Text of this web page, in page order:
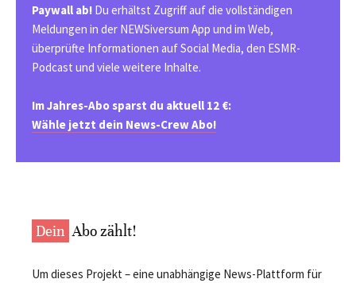
Paywall ab! Du erhältst Zugriff auf die vollständigen
Meldungen in der NEWSiversum App und im Web,
überprüfte Informationen auf Social Media, den ESMR-
Podcast und viele weitere Inhalte.
Im Jahres-Abo sparst du aktuell 12 €:
Wähle jetzt dein News-Crew Abo!
Dein Abo zählt!
Um dieses Projekt – eine unabhängige News-Plattform für